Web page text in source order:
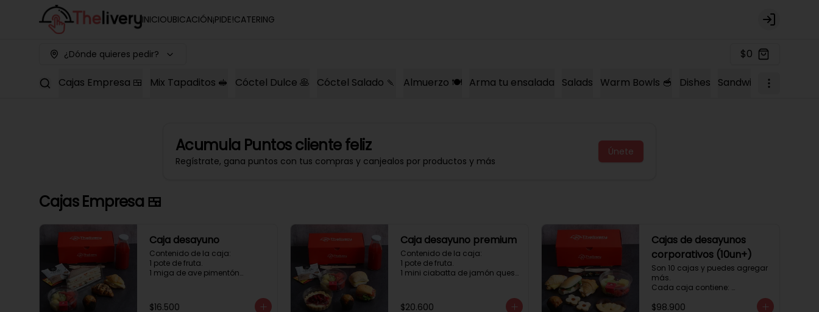
INICIOUBICACIÓN¡PIDE!CATERING Login
¿Dónde quieres pedir? $0
Cajas Empresa 🍱 Mix Tapaditos 🥪 Cóctel Dulce 🥞 Cóctel Salado 🍡 Almuerzo 🍽️ Arma tu ensalada Salads Warm Bowls 🥣 Dishes Sandwich 🍔
Acumula Puntos cliente feliz
Regístrate, gana puntos con tus compras y canjealos por productos y más
Únete
Cajas Empresa 🍱
Caja desayuno
Contenido de la caja:
1 pote de fruta.
1 miga de ave pimentón
1 mini muffin
$16.500
Caja desayuno premium
Contenido de la caja:
1 pote de fruta.
1 mini ciabatta de jamón queso
1 mini muffin
$20.600
Cajas de desayunos
corporativos (10un+)
Son 10 cajas y puedes agregar
más.
Cada caja contiene:
2 mini croissant jamón queso.
$98.900